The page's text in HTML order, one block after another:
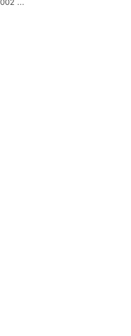
002 ...